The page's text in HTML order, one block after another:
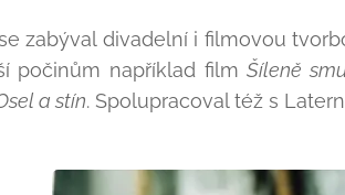
zabýval divadelní i filmovou
počinům například filmŠíleně
a stín. Spolupracoval též s